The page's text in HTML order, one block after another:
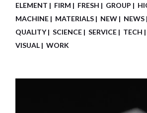
ELEMENT
FIRM FRESH GROUP
MACHINE
MATERIALS NEW NEWS
QUALITY
SCIENCE SERVICE TECH
VISUAL
WORK